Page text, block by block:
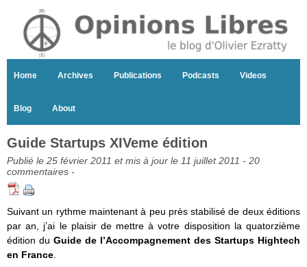
Home Archives Publications Podcasts Videos
Blog About
Guide Startups XIVeme édition
Publié le 25 février 2011 et mis à jour le 11 juillet 2011 - 20
commentaires -
Suivant un rythme maintenant à peu près stabilisé de deux éditions
par an, j’ai le plaisir de mettre à votre disposition la quatorzième
édition du Guide de l’Accompagnement des Startups Hightech
en France